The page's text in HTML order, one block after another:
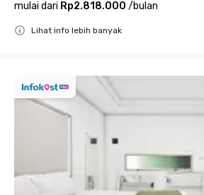
mulai dari Rp2.818.000 /bulan
Lihat info lebih banyak